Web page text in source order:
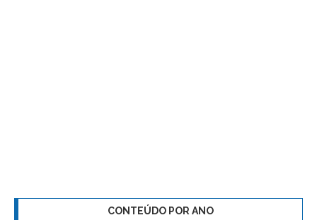
CONTEÚDO POR ANO